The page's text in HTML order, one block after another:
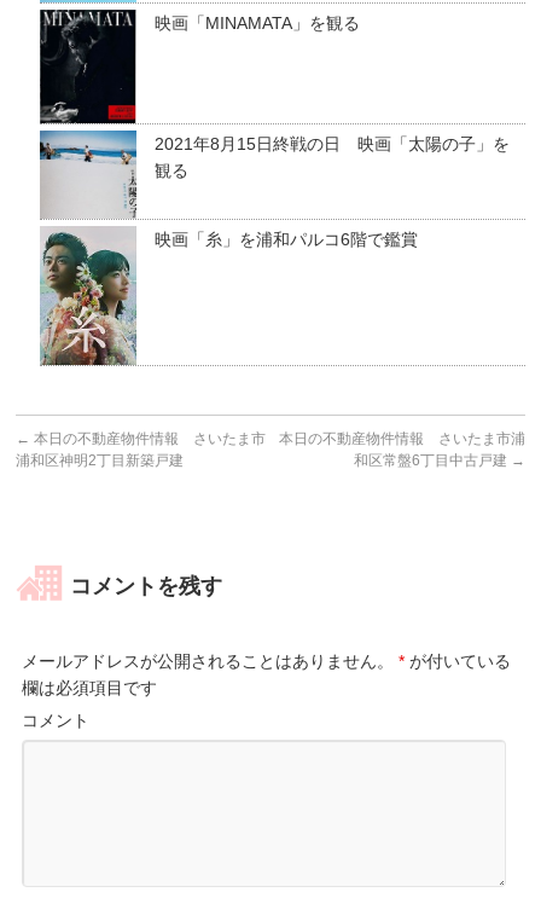
映画「MINAMATA」を観る
2021年8月15日終戦の日 映画「太陽の子」を
観る
映画「糸」を浦和パルコ6階で鑑賞
← 本日の不動産物件情報 さいたま市
浦和区神明2丁目新築戸建
本日の不動産物件情報 さいたま市浦
和区常盤6丁目中古戸建 →
コメントを残す
メールアドレスが公開されることはありません。 * が付いている
欄は必須項目です
コメント